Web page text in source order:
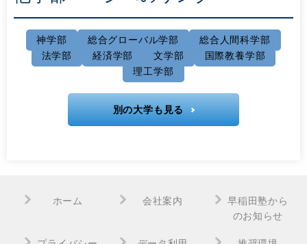
神学部 総合グローバル学部
総合人間科学部
法学部
経済学部 文学部
国際教養学部
理工学部
別の大学も見る
ホーム 会社案内
早稲田塾から
のお知らせ